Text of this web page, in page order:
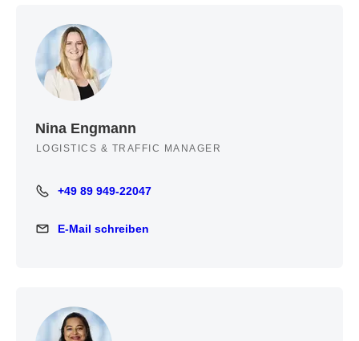
Nina Engmann
LOGISTICS & TRAFFIC MANAGER
+49 89 949-22047
+49 89 949-22047
E-Mail schreiben
E-Mail schreiben